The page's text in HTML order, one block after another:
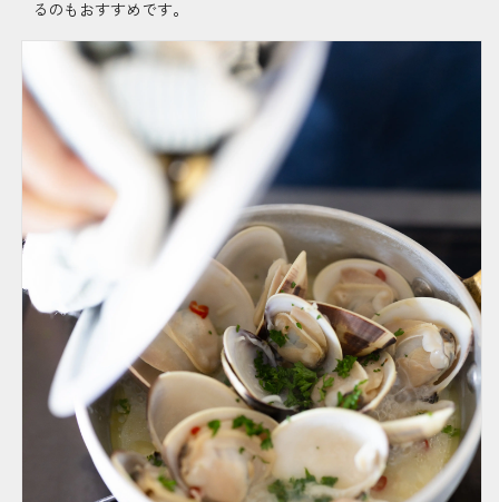
るのもおすすめです。